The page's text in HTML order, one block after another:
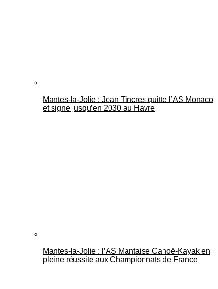
Mantes-la-Jolie : Joan Tincres quitte l’AS Monaco
et signe jusqu’en 2030 au Havre
Mantes-la-Jolie : l’AS Mantaise Canoë‑Kayak en
pleine réussite aux Championnats de France